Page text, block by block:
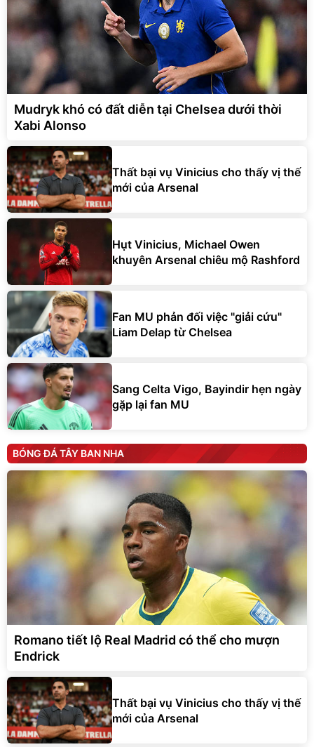
Mudryk khó có đất diễn tại Chelsea dưới thời
Xabi Alonso
Thất bại vụ Vinicius cho thấy vị thế
mới của Arsenal
Hụt Vinicius, Michael Owen
khuyên Arsenal chiêu mộ Rashford
Fan MU phản đối việc "giải cứu"
Liam Delap từ Chelsea
Sang Celta Vigo, Bayindir hẹn ngày
gặp lại fan MU
BÓNG ĐÁ TÂY BAN NHA
Romano tiết lộ Real Madrid có thể cho mượn
Endrick
Thất bại vụ Vinicius cho thấy vị thế
mới của Arsenal